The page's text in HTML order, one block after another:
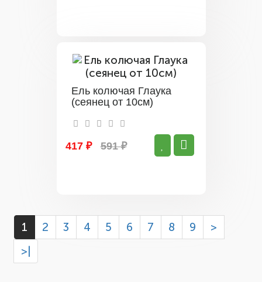
Ель колючая Глаука
(сеянец от 10см)
417 ₽ 591 ₽
1 2 3 4 5 6 7 8 9
>
>|